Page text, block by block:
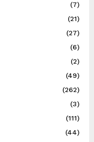
(7)
(21)
(27)
(6)
(2)
(49)
(262)
(3)
(111)
(44)